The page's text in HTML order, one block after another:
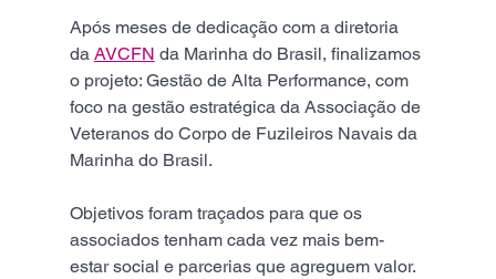
Após meses de dedicação com a diretoria
da AVCFN da Marinha do Brasil, finalizamos
o projeto: Gestão de Alta Performance, com
foco na gestão estratégica da Associação de
Veteranos do Corpo de Fuzileiros Navais da
Marinha do Brasil.
Objetivos foram traçados para que os
associados tenham cada vez mais bem-
estar social e parcerias que agreguem valor.